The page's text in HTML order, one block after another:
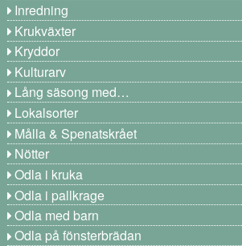
Inredning
Krukväxter
Kryddor
Kulturarv
Lång säsong med…
Lokalsorter
Målla & Spenatskrået
Nötter
Odla i kruka
Odla i pallkrage
Odla med barn
Odla på fönsterbrädan